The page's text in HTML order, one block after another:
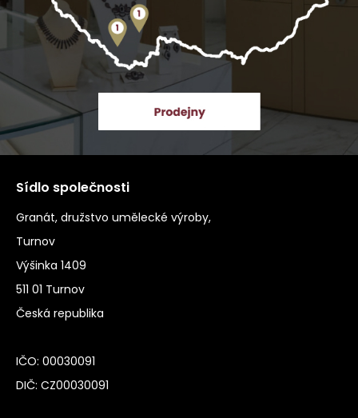
Sídlo společnosti
Granát, družstvo umělecké výroby,
Turnov
Výšinka 1409
511 01 Turnov
Česká republika
IČO: 00030091
DIČ: CZ00030091